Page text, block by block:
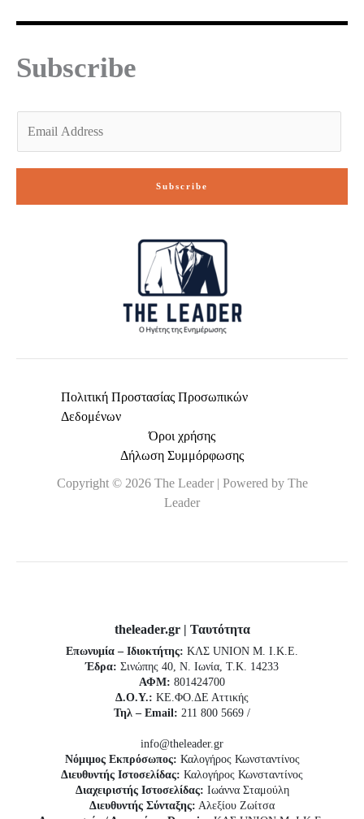
r
o
e
r
Subscribe
Subscribe
Πολιτική Προστασίας Προσωπικών
Δεδομένων
Όροι χρήσης
Δήλωση Συμμόρφωσης
Copyright © 2026 The Leader | Powered by The
Leader
theleader.gr | Ταυτότητα
Επωνυμία – Ιδιοκτήτης: ΚΛΣ UNION Μ. Ι.Κ.Ε.
Έδρα: Σινώπης 40, Ν. Ιωνία, Τ.Κ. 14233
ΑΦΜ: 801424700
Δ.Ο.Υ.: ΚΕ.ΦΟ.ΔΕ Αττικής
Τηλ – Email: 211 800 5669 /
info@theleader.gr
Νόμιμος Εκπρόσωπος: Καλογήρος Κωνσταντίνος
Διευθυντής Ιστοσελίδας: Καλογήρος Κωνσταντίνος
Διαχειριστής Ιστοσελίδας: Ιωάννα Σταμούλη
Διευθυντής Σύνταξης: Αλεξίου Ζωίτσα